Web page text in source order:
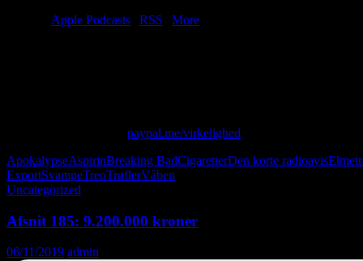
Apple Podcasts RSS
More
paypal.me/virkelighed
ApokalypseAspirinBreaking BadCigaretterDen korte radioavis
ExportSvampeTreoTrøflerVåben
Uncategorized
Afsnit 185: 9.200.000 kroner
06/11/2019 admin